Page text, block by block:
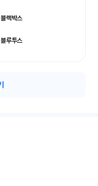
블랙박스
블루투스